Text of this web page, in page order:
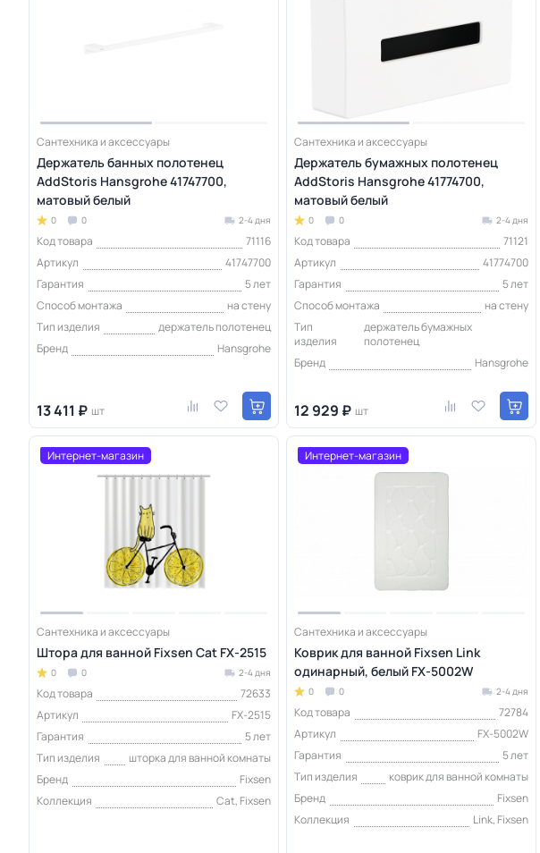
Сантехника и аксессуары
Держатель банных полотенец
AddStoris Hansgrohe 41747700,
матовый белый
0 0 2-4 дня
Код товара
71116
Артикул
41747700
Гарантия
5 лет
Способ монтажа
на стену
Тип изделия
держатель полотенец
Бренд
Hansgrohe
13 411 ₽ шт
Сантехника и аксессуары
Держатель бумажных полотенец
AddStoris Hansgrohe 41774700,
матовый белый
0 0 2-4 дня
Код товара
71121
Артикул
41774700
Гарантия
5 лет
Способ монтажа
на стену
Тип
изделия
держатель бумажных
полотенец
Бренд
Hansgrohe
12 929 ₽ шт
Интернет-магазин
Сантехника и аксессуары
Штора для ванной Fixsen Cat FX-2515
0 0 2-4 дня
Код товара
72633
Артикул
FX-2515
Гарантия
5 лет
Тип изделия
шторка для ванной комнаты
Бренд
Fixsen
Коллекция
Cat, Fixsen
Интернет-магазин
Сантехника и аксессуары
Коврик для ванной Fixsen Link
одинарный, белый FX-5002W
0 0 2-4 дня
Код товара
72784
Артикул
FX-5002W
Гарантия
5 лет
Тип изделия
коврик для ванной комнаты
Бренд
Fixsen
Коллекция
Link, Fixsen